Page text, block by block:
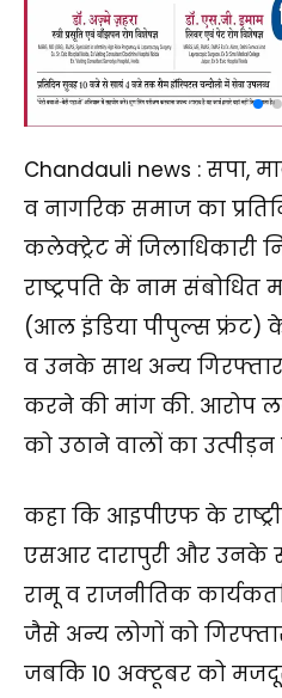
Chandauli news : सपा,
व नागरिक समाज का
कलेक्ट्रेट में जिलाधिकारी
राष्ट्रपति के नाम संबोधित
(आल इंडिया पीपुल्स फ्रंट) के
व उनके साथ अन्य
करने की मांग की. आरोप
को उठाने वालों का उत्पीड़न
कहा कि आइपीएफ के
एसआर दारापुरी और उनके
रामू व राजनीतिक
जैसे अन्य लोगों को
जबकि 10 अक्टूबर को